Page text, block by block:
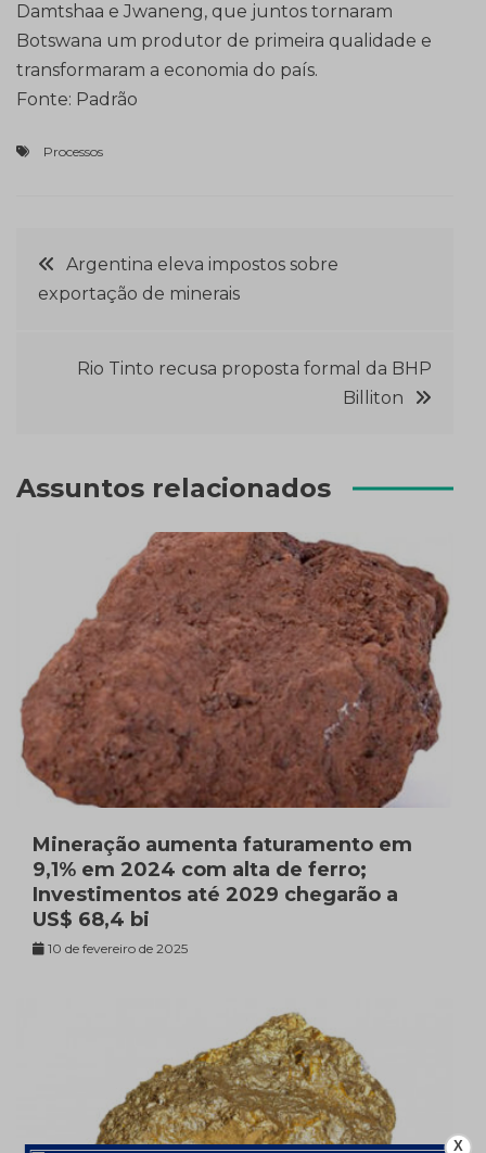
Damtshaa e Jwaneng, que juntos tornaram
Botswana um produtor de primeira qualidade e
transformaram a economia do país.
Fonte: Padrão
Processos
Navegação
de
Post
Argentina eleva impostos sobre
exportação de minerais
Rio Tinto recusa proposta formal da BHP
Billiton
Assuntos relacionados
Mineração aumenta faturamento em
9,1% em 2024 com alta de ferro;
Investimentos até 2029 chegarão a
US$ 68,4 bi
10 de fevereiro de 2025
X